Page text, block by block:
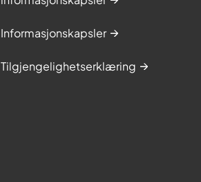
Informasjonskapsler
Tilgjengelighetserklæring